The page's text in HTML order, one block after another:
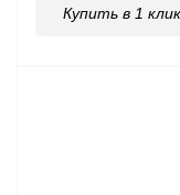
Купить в 1 клик